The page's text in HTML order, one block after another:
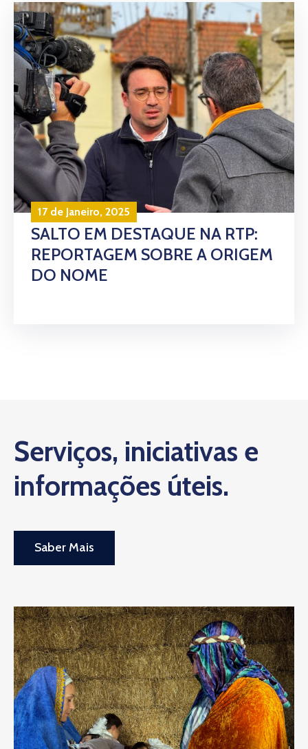
17 de Janeiro, 2025
SALTO EM DESTAQUE NA RTP:
REPORTAGEM SOBRE A ORIGEM
DO NOME
Serviços, iniciativas e
informações úteis.
Saber Mais